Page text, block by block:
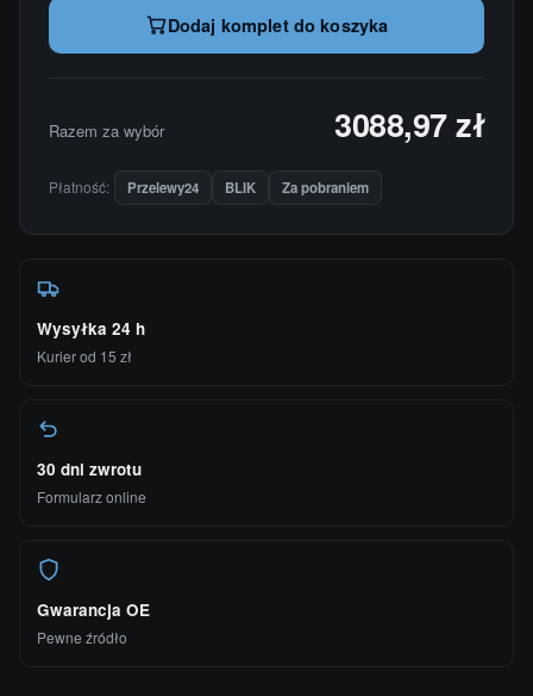
Dodaj komplet do koszyka
Razem za wybór 3088,97 zł
Płatność: Przelewy24 BLIK Za pobraniem
Wysyłka 24 h
Kurier od 15 zł
30 dni zwrotu
Formularz online
Gwarancja OE
Pewne źródło